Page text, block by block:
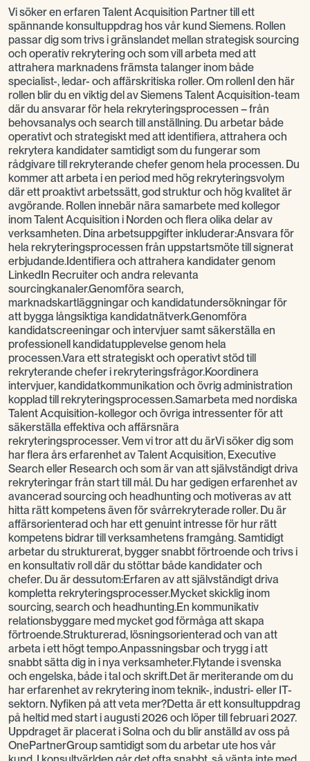
Vi söker en erfaren Talent Acquisition Partner till ett
spännande konsultuppdrag hos vår kund Siemens. Rollen
passar dig som trivs i gränslandet mellan strategisk sourcing
och operativ rekrytering och som vill arbeta med att
attrahera marknadens främsta talanger inom både
specialist-, ledar- och affärskritiska roller. Om rollenI den här
rollen blir du en viktig del av Siemens Talent Acquisition-team
där du ansvarar för hela rekryteringsprocessen – från
behovsanalys och search till anställning. Du arbetar både
operativt och strategiskt med att identifiera, attrahera och
rekrytera kandidater samtidigt som du fungerar som
rådgivare till rekryterande chefer genom hela processen. Du
kommer att arbeta i en period med hög rekryteringsvolym
där ett proaktivt arbetssätt, god struktur och hög kvalitet är
avgörande. Rollen innebär nära samarbete med kollegor
inom Talent Acquisition i Norden och flera olika delar av
verksamheten. Dina arbetsuppgifter inkluderar:Ansvara för
hela rekryteringsprocessen från uppstartsmöte till signerat
erbjudande.Identifiera och attrahera kandidater genom
LinkedIn Recruiter och andra relevanta
sourcingkanaler.Genomföra search,
marknadskartläggningar och kandidatundersökningar för
att bygga långsiktiga kandidatnätverk.Genomföra
kandidatscreeningar och intervjuer samt säkerställa en
professionell kandidatupplevelse genom hela
processen.Vara ett strategiskt och operativt stöd till
rekryterande chefer i rekryteringsfrågor.Koordinera
intervjuer, kandidatkommunikation och övrig administration
kopplad till rekryteringsprocessen.Samarbeta med nordiska
Talent Acquisition-kollegor och övriga intressenter för att
säkerställa effektiva och affärsnära
rekryteringsprocesser. Vem vi tror att du ärVi söker dig som
har flera års erfarenhet av Talent Acquisition, Executive
Search eller Research och som är van att självständigt driva
rekryteringar från start till mål. Du har gedigen erfarenhet av
avancerad sourcing och headhunting och motiveras av att
hitta rätt kompetens även för svårrekryterade roller. Du är
affärsorienterad och har ett genuint intresse för hur rätt
kompetens bidrar till verksamhetens framgång. Samtidigt
arbetar du strukturerat, bygger snabbt förtroende och trivs i
en konsultativ roll där du stöttar både kandidater och
chefer. Du är dessutom:Erfaren av att självständigt driva
kompletta rekryteringsprocesser.Mycket skicklig inom
sourcing, search och headhunting.En kommunikativ
relationsbyggare med mycket god förmåga att skapa
förtroende.Strukturerad, lösningsorienterad och van att
arbeta i ett högt tempo.Anpassningsbar och trygg i att
snabbt sätta dig in i nya verksamheter.Flytande i svenska
och engelska, både i tal och skrift.Det är meriterande om du
har erfarenhet av rekrytering inom teknik-, industri- eller IT-
sektorn. Nyfiken på att veta mer?Detta är ett konsultuppdrag
på heltid med start i augusti 2026 och löper till februari 2027.
Uppdraget är placerat i Solna och du blir anställd av oss på
OnePartnerGroup samtidigt som du arbetar ute hos vår